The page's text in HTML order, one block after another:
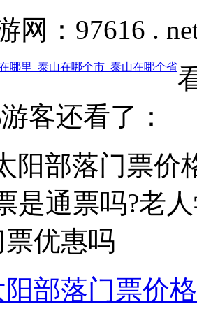
网：97616 .
哪里_泰山在哪个市_泰山在哪个省
客还看了：
部落门票价